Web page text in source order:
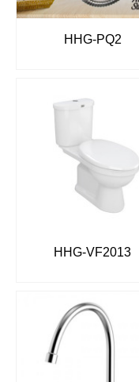
HHG-PQ2
HHG-VF2013